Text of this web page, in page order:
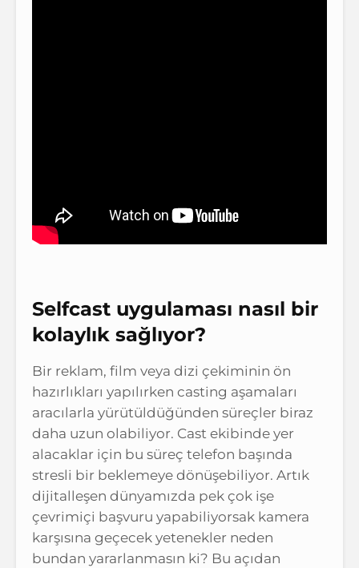
Selfcast uygulaması nasıl bir
kolaylık sağlıyor?
Bir reklam, film veya dizi çekiminin ön
hazırlıkları yapılırken casting aşamaları
aracılarla yürütüldüğünden süreçler biraz
daha uzun olabiliyor. Cast ekibinde yer
alacaklar için bu süreç telefon başında
stresli bir beklemeye dönüşebiliyor. Artık
dijitalleşen dünyamızda pek çok işe
çevrimiçi başvuru yapabiliyorsak kamera
karşısına geçecek yetenekler neden
bundan yararlanmasın ki? Bu açıdan